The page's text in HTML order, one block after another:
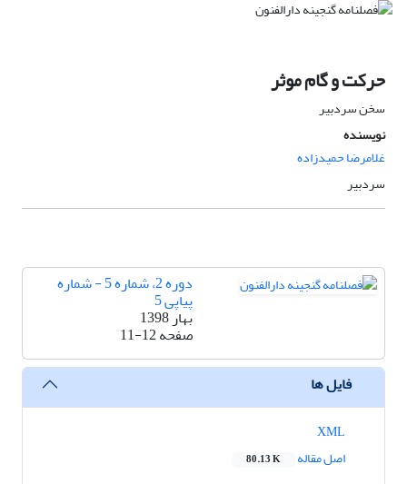
حرکت و گام موثر
سخن سردبیر
نویسنده
غلامرضا حمیدزاده
سردبیر
دوره 2، شماره 5 - شماره
پیاپی 5
بهار 1398
صفحه11-12
فایل ها
اصل مقاله
80.13 K